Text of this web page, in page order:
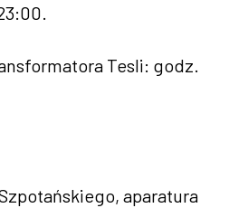
Tesli: godz.
aparatura